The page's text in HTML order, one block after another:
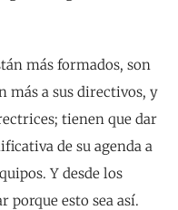
más formados, son
más a sus directivos, y
tienen que dar
de su agenda a
Y desde los
porque esto sea así.